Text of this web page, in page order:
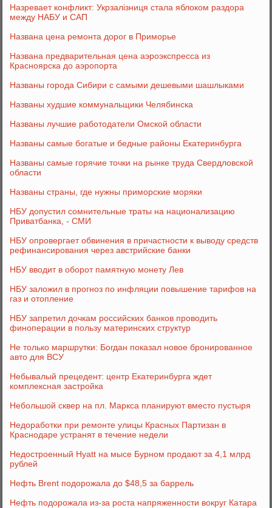
Назревает конфликт: Укрзалізниця стала яблоком раздора
между НАБУ и САП
Названа цена ремонта дорог в Приморье
Названа предварительная цена аэроэкспресса из
Красноярска до аэропорта
Названы города Сибири с самыми дешевыми шашлыками
Названы худшие коммунальщики Челябинска
Названы лучшие работодатели Омской области
Названы самые богатые и бедные районы Екатеринбурга
Названы самые горячие точки на рынке труда Свердловской
области
Названы страны, где нужны приморские моряки
НБУ допустил сомнительные траты на национализацию
Приватбанка, - СМИ
НБУ опровергает обвинения в причастности к выводу средств
рефинансирования через австрийские банки
НБУ вводит в оборот памятную монету Лев
НБУ заложил в прогноз по инфляции повышение тарифов на
газ и отопление
НБУ запретил дочкам российских банков проводить
финоперации в пользу материнских структур
Не только маршрутки: Богдан показал новое бронированное
авто для ВСУ
Небывалый прецедент: центр Екатеринбурга ждет
комплексная застройка
Небольшой сквер на пл. Маркса планируют вместо пустыря
Недоработки при ремонте улицы Красных Партизан в
Краснодаре устранят в течение недели
Недостроенный Hyatt на мысе Бурном продают за 4,1 млрд
рублей
Нефть Brent подорожала до $48,5 за баррель
Нефть подорожала из-за роста напряженности вокруг Катара